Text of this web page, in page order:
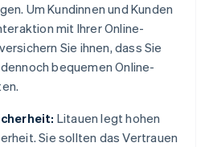
Um Kundinnen und Kunden
mit Ihrer Online-
Sie ihnen, dass Sie
bequemen Online-
Litauen legt hohen
Sie sollten das Vertrauen